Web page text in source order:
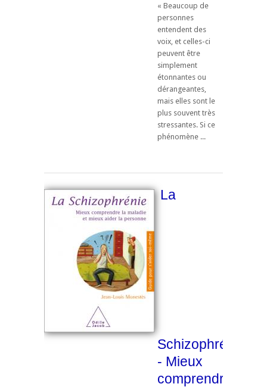
« Beaucoup de
personnes
entendent des
voix, et celles-ci
peuvent être
simplement
étonnantes ou
dérangeantes,
mais elles sont le
plus souvent très
stressantes. Si ce
phénomène ...
La
Schizophrénie
- Mieux
comprendre